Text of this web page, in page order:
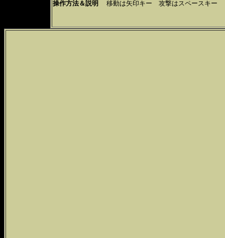
操作方法＆説明 移動は矢印キー 攻撃はスペースキー